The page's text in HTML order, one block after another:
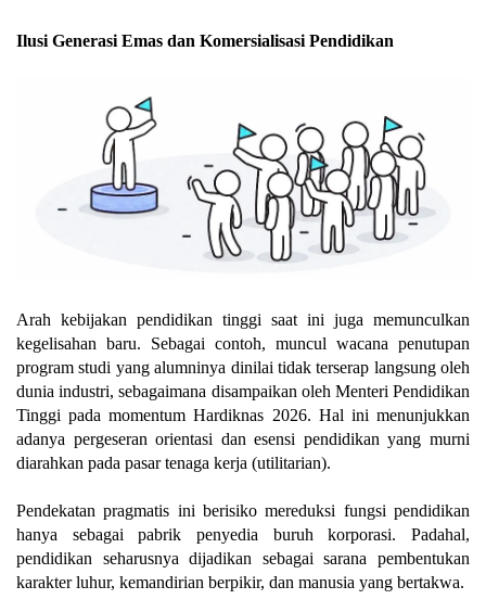
Ilusi Generasi Emas dan Komersialisasi Pendidikan
Arah kebijakan pendidikan tinggi saat ini juga memunculkan
kegelisahan baru. Sebagai contoh, muncul wacana penutupan
program studi yang alumninya dinilai tidak terserap langsung oleh
dunia industri, sebagaimana disampaikan oleh Menteri Pendidikan
Tinggi pada momentum Hardiknas 2026. Hal ini menunjukkan
adanya pergeseran orientasi dan esensi pendidikan yang murni
diarahkan pada pasar tenaga kerja (utilitarian).
Pendekatan pragmatis ini berisiko mereduksi fungsi pendidikan
hanya sebagai pabrik penyedia buruh korporasi. Padahal,
pendidikan seharusnya dijadikan sebagai sarana pembentukan
karakter luhur, kemandirian berpikir, dan manusia yang bertakwa.